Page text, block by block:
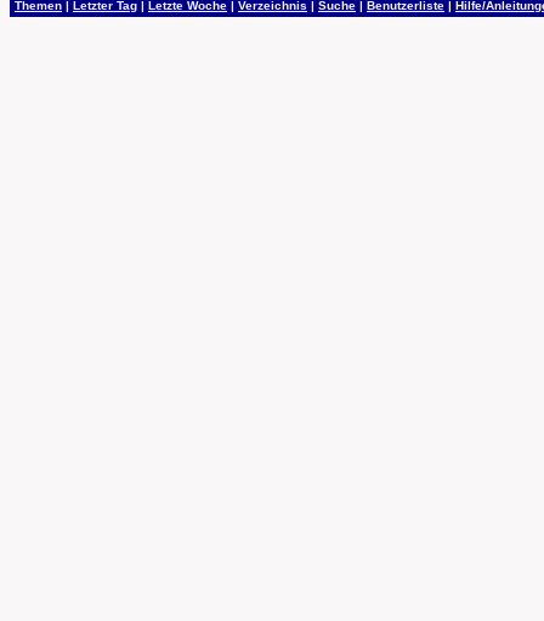
Themen | Letzter Tag | Letzte Woche | Verzeichnis | Suche | Benutzerliste | Hilfe/